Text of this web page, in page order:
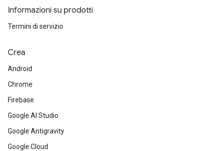
Informazioni su prodotti
Termini di servizio
Crea
Android
Chrome
Firebase
Google AI Studio
Google Antigravity
Google Cloud